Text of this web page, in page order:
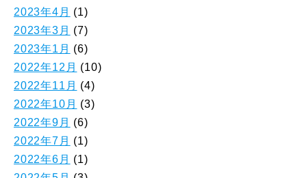
2023年4月 (1)
2023年3月 (7)
2023年1月 (6)
2022年12月 (10)
2022年11月 (4)
2022年10月 (3)
2022年9月 (6)
2022年7月 (1)
2022年6月 (1)